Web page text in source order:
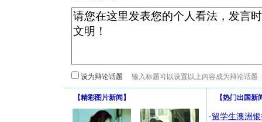
设为辩论话题
【精彩图片新闻 】 【热门出国新
·留学生澳洲